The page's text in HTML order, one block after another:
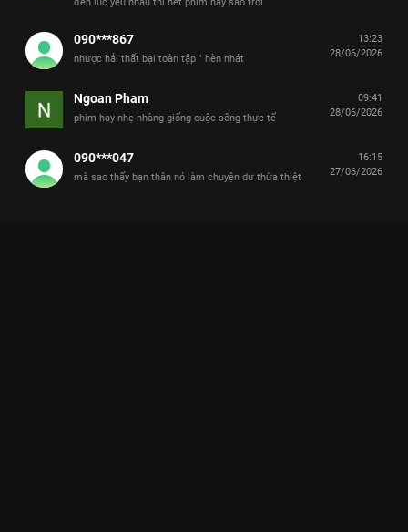
090***867
nhược hải thất bại toàn tập " hèn nhát
13:23
28/06/2026
Ngoan Pham
phim hay nhẹ nhàng giống cuộc sống thực tế
09:41
28/06/2026
090***047
mà sao thấy bạn thân nó làm chuyện dư thừa thiệt
16:15
27/06/2026